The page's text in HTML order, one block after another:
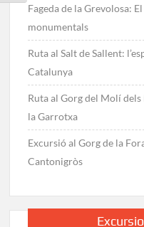
Fageda de la Grevolosa:
monumentals
Ruta al Salt de Sallent:
Catalunya
Ruta al Gorg del Molí
la Garrotxa
Excursió al Gorg de la
Cantonigròs